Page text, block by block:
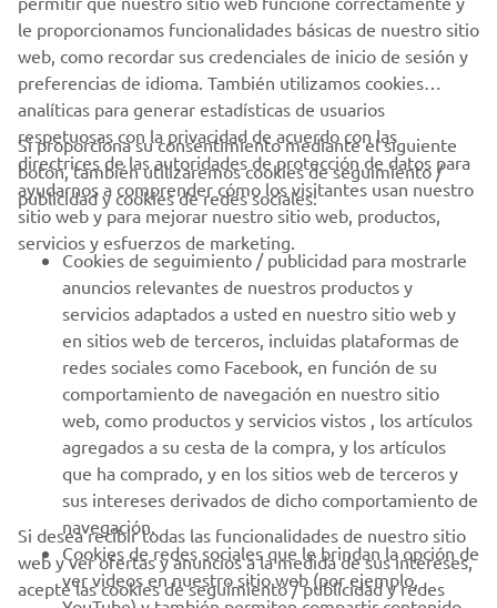
7. Juan López 25 pts.
CORPORATIVO
PROFESIONALES
MÁS YAMAHA
AYUDA
BOLETÍN DE NOTICIAS
Sé el primero en enterarte de las últimas ofertas, eventos
especiales, novedades
le proporcionamos funcionalidades básicas de nuestro sitio
web, como recordar sus credenciales de inicio de sesión y
preferencias de idioma. También utilizamos cookies
analíticas para generar estadísticas de usuarios
respetuosas con la privacidad de acuerdo con las
directrices de las autoridades de protección de datos para
ayudarnos a comprender cómo los visitantes usan nuestro
sitio web y para mejorar nuestro sitio web, productos,
servicios y esfuerzos de marketing.
Si proporciona su consentimiento mediante el siguiente
botón, también utilizaremos cookies de seguimiento /
publicidad y cookies de redes sociales:
Cookies de seguimiento / publicidad para mostrarle
anuncios relevantes de nuestros productos y
servicios adaptados a usted en nuestro sitio web y
en sitios web de terceros, incluidas plataformas de
redes sociales como Facebook, en función de su
comportamiento de navegación en nuestro sitio
web, como productos y servicios vistos , los artículos
agregados a su cesta de la compra, y los artículos
que ha comprado, y en los sitios web de terceros y
sus intereses derivados de dicho comportamiento de
navegación.
Cookies de redes sociales que le brindan la opción de
ver videos en nuestro sitio web (por ejemplo,
Si desea recibir todas las funcionalidades de nuestro sitio
web y ver ofertas y anuncios a la medida de sus intereses,
acepte las cookies de seguimiento / publicidad y redes